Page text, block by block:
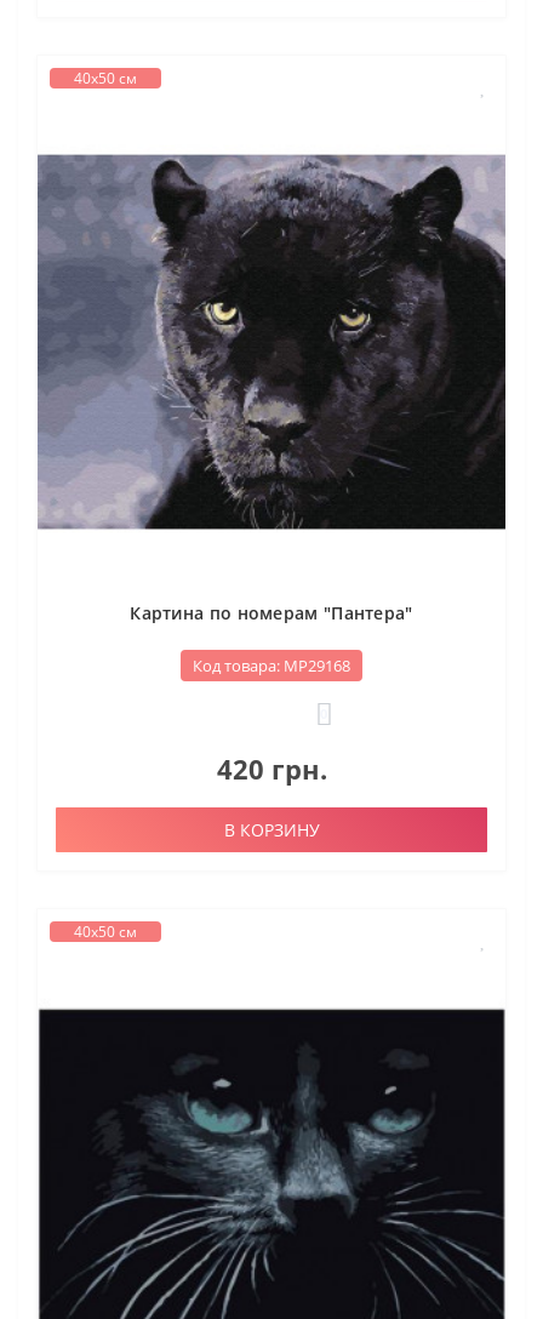
40х50 см
Картина по номерам "Пантера"
Код товара: МР29168
420 грн.
В КОРЗИНУ
40х50 см